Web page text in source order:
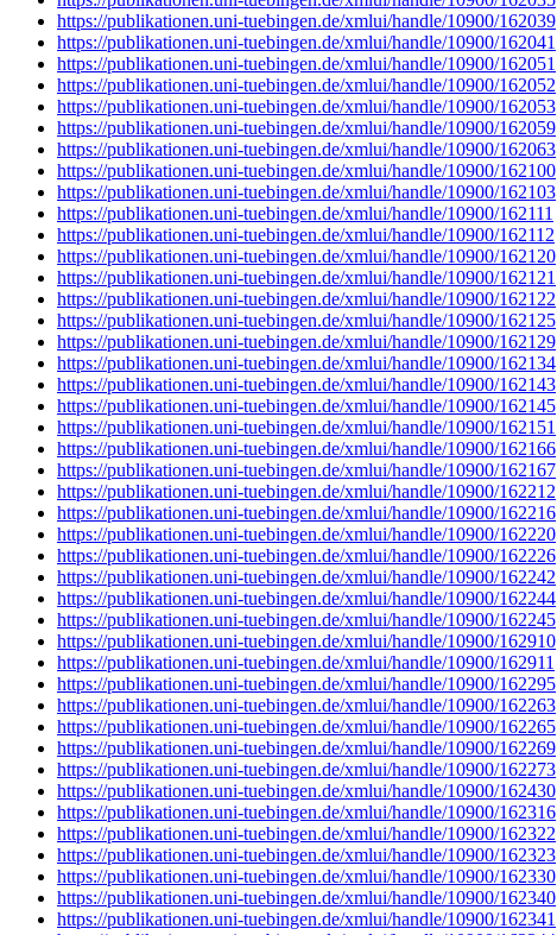
https://publikationen.uni-tuebingen.de/xmlui/handle/10900/162039
https://publikationen.uni-tuebingen.de/xmlui/handle/10900/162041
https://publikationen.uni-tuebingen.de/xmlui/handle/10900/162051
https://publikationen.uni-tuebingen.de/xmlui/handle/10900/162052
https://publikationen.uni-tuebingen.de/xmlui/handle/10900/162053
https://publikationen.uni-tuebingen.de/xmlui/handle/10900/162059
https://publikationen.uni-tuebingen.de/xmlui/handle/10900/162063
https://publikationen.uni-tuebingen.de/xmlui/handle/10900/162100
https://publikationen.uni-tuebingen.de/xmlui/handle/10900/162103
https://publikationen.uni-tuebingen.de/xmlui/handle/10900/162111
https://publikationen.uni-tuebingen.de/xmlui/handle/10900/162112
https://publikationen.uni-tuebingen.de/xmlui/handle/10900/162120
https://publikationen.uni-tuebingen.de/xmlui/handle/10900/162121
https://publikationen.uni-tuebingen.de/xmlui/handle/10900/162122
https://publikationen.uni-tuebingen.de/xmlui/handle/10900/162125
https://publikationen.uni-tuebingen.de/xmlui/handle/10900/162129
https://publikationen.uni-tuebingen.de/xmlui/handle/10900/162134
https://publikationen.uni-tuebingen.de/xmlui/handle/10900/162143
https://publikationen.uni-tuebingen.de/xmlui/handle/10900/162145
https://publikationen.uni-tuebingen.de/xmlui/handle/10900/162151
https://publikationen.uni-tuebingen.de/xmlui/handle/10900/162166
https://publikationen.uni-tuebingen.de/xmlui/handle/10900/162167
https://publikationen.uni-tuebingen.de/xmlui/handle/10900/162212
https://publikationen.uni-tuebingen.de/xmlui/handle/10900/162216
https://publikationen.uni-tuebingen.de/xmlui/handle/10900/162220
https://publikationen.uni-tuebingen.de/xmlui/handle/10900/162226
https://publikationen.uni-tuebingen.de/xmlui/handle/10900/162242
https://publikationen.uni-tuebingen.de/xmlui/handle/10900/162244
https://publikationen.uni-tuebingen.de/xmlui/handle/10900/162245
https://publikationen.uni-tuebingen.de/xmlui/handle/10900/162910
https://publikationen.uni-tuebingen.de/xmlui/handle/10900/162911
https://publikationen.uni-tuebingen.de/xmlui/handle/10900/162295
https://publikationen.uni-tuebingen.de/xmlui/handle/10900/162263
https://publikationen.uni-tuebingen.de/xmlui/handle/10900/162265
https://publikationen.uni-tuebingen.de/xmlui/handle/10900/162269
https://publikationen.uni-tuebingen.de/xmlui/handle/10900/162273
https://publikationen.uni-tuebingen.de/xmlui/handle/10900/162430
https://publikationen.uni-tuebingen.de/xmlui/handle/10900/162316
https://publikationen.uni-tuebingen.de/xmlui/handle/10900/162322
https://publikationen.uni-tuebingen.de/xmlui/handle/10900/162323
https://publikationen.uni-tuebingen.de/xmlui/handle/10900/162330
https://publikationen.uni-tuebingen.de/xmlui/handle/10900/162340
https://publikationen.uni-tuebingen.de/xmlui/handle/10900/162341